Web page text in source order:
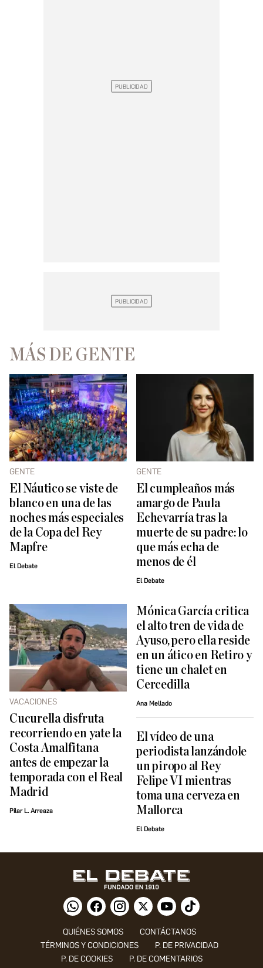
MÁS DE GENTE
GENTE
El Náutico se viste de
blanco en una de las
noches más especiales
de la Copa del Rey
Mapfre
El Debate
GENTE
El cumpleaños más
amargo de Paula
Echevarría tras la
muerte de su padre: lo
que más echa de
menos de él
El Debate
VACACIONES
Cucurella disfruta
recorriendo en yate la
Costa Amalfitana
antes de empezar la
temporada con el Real
Madrid
Pilar L. Arreaza
Mónica García critica
el alto tren de vida de
Ayuso, pero ella reside
en un ático en Retiro y
tiene un chalet en
Cercedilla
Ana Mellado
El vídeo de una
periodista lanzándole
un piropo al Rey
Felipe VI mientras
toma una cerveza en
Mallorca
El Debate
QUIÉNES SOMOS
CONTÁCTANOS
TÉRMINOS Y CONDICIONES
P. DE PRIVACIDAD
P. DE COOKIES
P. DE COMENTARIOS